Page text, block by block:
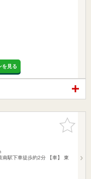
を見る
お気に入
りに追加
南駅下車徒歩約2分 【車】 東